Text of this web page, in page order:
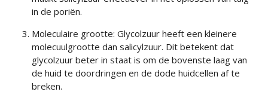
in de poriën.
Moleculaire grootte: Glycolzuur heeft een kleinere
molecuulgrootte dan salicylzuur. Dit betekent dat
glycolzuur beter in staat is om de bovenste laag van
de huid te doordringen en de dode huidcellen af te
breken.